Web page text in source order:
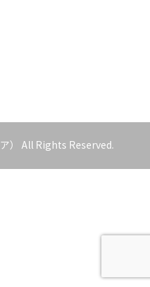
） All Rights Reserved.